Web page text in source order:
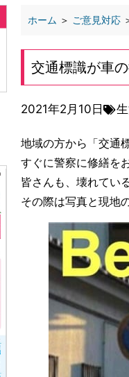
ホーム ＞ ご意見対応
交通標識が車
2021年2月10日
地域の方から「交通
すぐに警察に修繕を
皆さんも、壊れてい
その際は写真と現地